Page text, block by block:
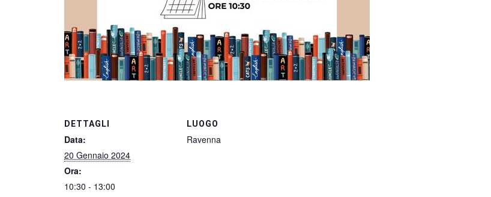
DETTAGLI
Data:
20 Gennaio 2024
Ora:
10:30 - 13:00
LUOGO
Ravenna